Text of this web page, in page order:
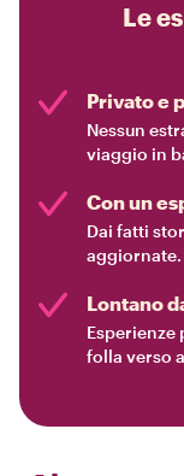
Le
Privato e
Nessun
viaggio in
Con un
Dai fatti
aggiornate.
Lontano
folla verso